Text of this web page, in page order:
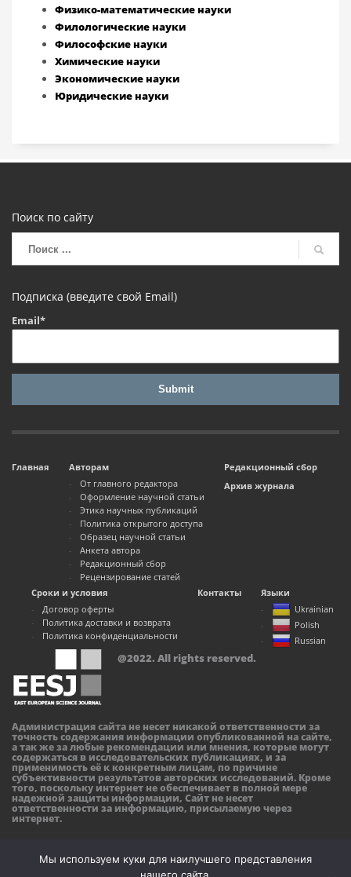
Физико-математические науки
Филологические науки
Философские науки
Химические науки
Экономические науки
Юридические науки
Поиск по сайту
Подписка (введите свой Email)
Email*
Главная
Авторам
От главного редактора
Оформление научной статьи
Этика научных публикаций
Политика открытого доступа
Образец научной статьи
Анкета автора
Редакционный сбор
Рецензирование статей
Редакционный сбор
Архив журнала
Сроки и условия
Договор оферты
Политика доставки и возврата
Политика конфиденциальности
Контакты
Языки
Ukrainian
Polish
Russian
@2022. All rights reserved.
Администрация сайта не несет никакой ответственности за
точность содержания информации опубликованной на сайте,
а так же за любые рекомендации или мнения, которые могут
содержаться в исследовательских публикациях, и за
применимость её к конкретным лицам, по причине
субъективности результатов авторских исследований. Кроме
того, поскольку интернет не обеспечивает в полной мере
надежной защиты информации, Сайт не несет
ответственности за информацию, присылаемую через
интернет.
Мы используем куки для наилучшего представления